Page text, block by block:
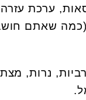
ערכת
(כמה שאתם
נרות,